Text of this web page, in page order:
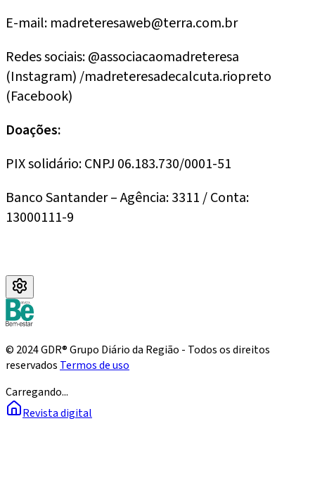
E-mail: madreteresaweb@terra.com.br
Redes sociais: @associacaomadreteresa
(Instagram) /madreteresadecalcuta.riopreto
(Facebook)
Doações:
PIX solidário: CNPJ 06.183.730/0001-51
Banco Santander – Agência: 3311 / Conta:
13000111-9
© 2024 GDR® Grupo Diário da Região - Todos os direitos
reservados Termos de uso
Carregando...
Revista digital